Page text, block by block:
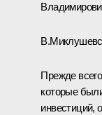
Прежде
которые
инвестиций,